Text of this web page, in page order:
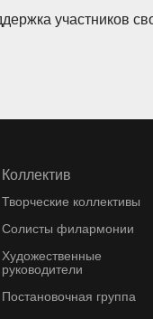
Коллектив
Творческие коллективы
Солисты филармонии
Художественные
руководители
Постановочная группа